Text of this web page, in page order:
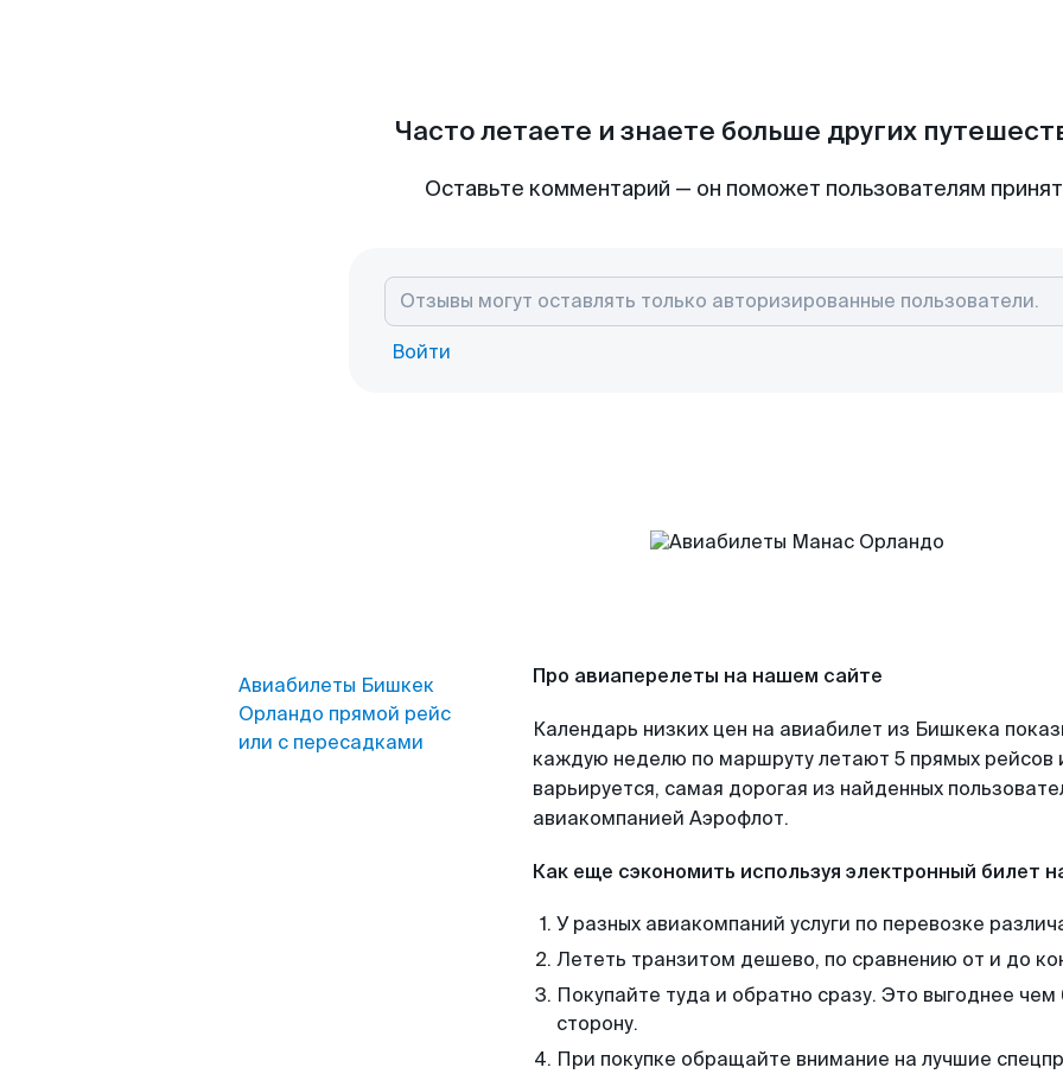
Часто летаете и знаете больше других
Оставьте комментарий — он поможет пользователям
Войти
Авиабилеты Бишкек
Орландо прямой рейс
или с пересадками
Про авиаперелеты на нашем сайте
Календарь низких цен на авиабилет из Бишкека
каждую неделю по маршруту летают 5 прямых рейсов
варьируется, самая дорогая из найденных
авиакомпанией Аэрофлот.
Как еще сэкономить используя электронный билет
У разных авиакомпаний услуги по перевозке
Лететь транзитом дешево, по сравнению от и до
Покупайте туда и обратно сразу. Это выгоднее
сторону.
При покупке обращайте внимание на лучшие